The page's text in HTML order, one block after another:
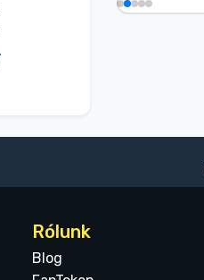
Rólunk
Blog